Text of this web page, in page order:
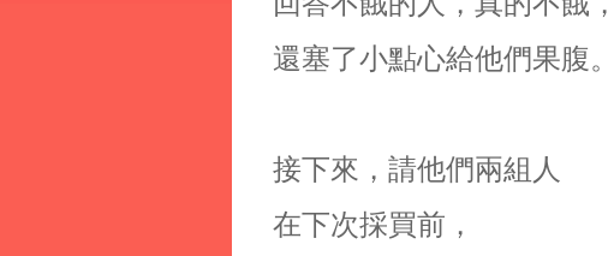
還塞了小點心給他們果腹。
接下來，請他們兩組人
在下次採買前，